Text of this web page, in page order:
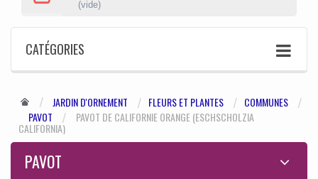
(vide)
CATÉGORIES
JARDIN D'ORNEMENT FLEURS ET PLANTES
COMMUNES
PAVOT
PAVOT DE CALIFORNIE ORANGE (ESCHSCHOLZIA
CALIFORNIA)
PAVOT